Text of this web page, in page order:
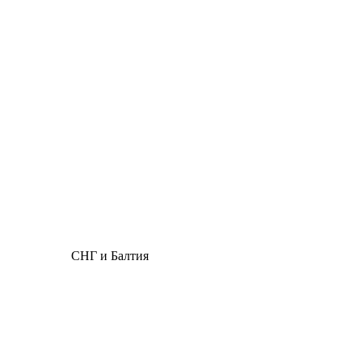
СНГ и Балтия